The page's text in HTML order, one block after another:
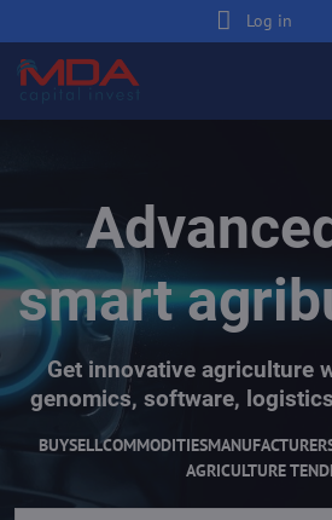
Log in
smart
Get innovative agriculture
genomics, software,
BUYSELLCOMMODITIES
AGRICULTURE